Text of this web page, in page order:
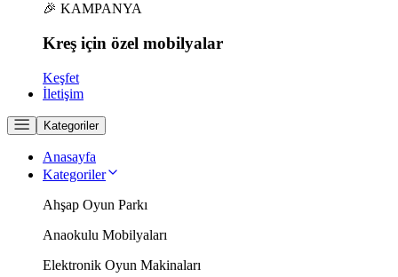
🎉 KAMPANYA
Kreş için özel mobilyalar
Keşfet
İletişim
Kategoriler
Anasayfa
Kategoriler
Ahşap Oyun Parkı
Anaokulu Mobilyaları
Elektronik Oyun Makinaları